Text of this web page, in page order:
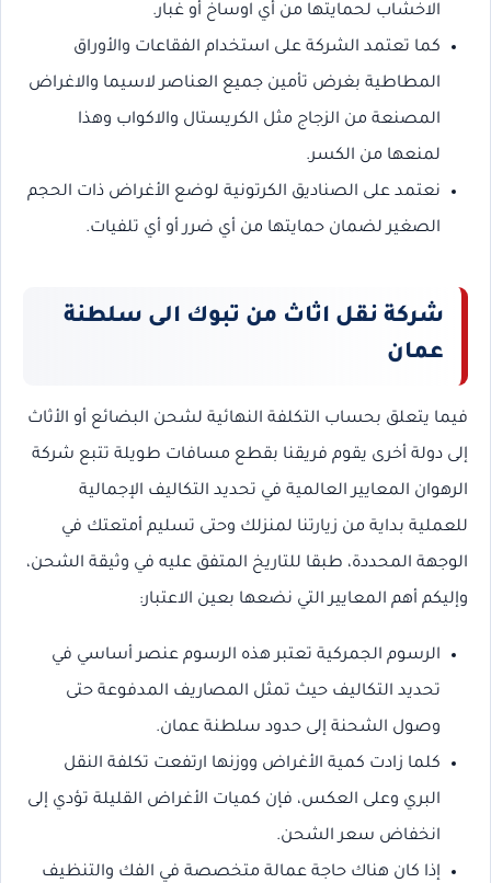
الاخشاب لحمايتها من أي اوساخ أو غبار.
كما تعتمد الشركة على استخدام الفقاعات والأوراق
المطاطية بغرض تأمين جميع العناصر لاسيما والاغراض
المصنعة من الزجاج مثل الكريستال والاكواب وهذا
لمنعها من الكسر.
نعتمد على الصناديق الكرتونية لوضع الأغراض ذات الحجم
الصغير لضمان حمايتها من أي ضرر أو أي تلفيات.
شركة نقل اثاث من تبوك الى سلطنة
عمان
فيما يتعلق بحساب التكلفة النهائية لشحن البضائع أو الأثاث
إلى دولة أخرى يقوم فريقنا بقطع مسافات طويلة تتبع شركة
الرهوان المعايير العالمية في تحديد التكاليف الإجمالية
للعملية بداية من زيارتنا لمنزلك وحتى تسليم أمتعتك في
الوجهة المحددة، طبقا للتاريخ المتفق عليه في وثيقة الشحن،
وإليكم أهم المعايير التي نضعها بعين الاعتبار:
الرسوم الجمركية تعتبر هذه الرسوم عنصر أساسي في
تحديد التكاليف حيث تمثل المصاريف المدفوعة حتى
وصول الشحنة إلى حدود سلطنة عمان.
كلما زادت كمية الأغراض ووزنها ارتفعت تكلفة النقل
البري وعلى العكس، فإن كميات الأغراض القليلة تؤدي إلى
انخفاض سعر الشحن.
إذا كان هناك حاجة عمالة متخصصة في الفك والتنظيف